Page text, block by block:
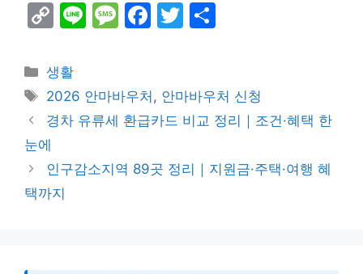
C
p
y
Li
k
Li M
s
a
e
F
e
b
o
T
er e
Categories
생활
Tags
2026 안마바우처 , 안마바우처 신청
경차 유류세 환급카드 비교 정리｜조건·혜택 한
눈에
인구감소지역 89곳 정리｜지원금·주택·여행 혜
택까지